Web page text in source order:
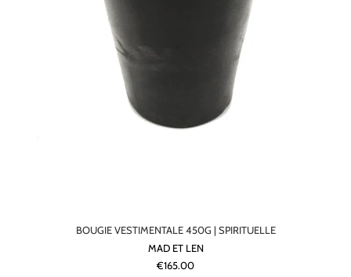
BOUGIE VESTIMENTALE 450G | SPIRITUELLE
MAD ET LEN
€165.00